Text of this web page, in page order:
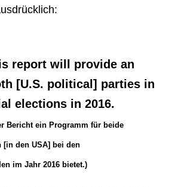
report will provide an
[U.S. political] parties in
elections in 2016.
Bericht ein Programm für beide
[in den USA] bei den
im Jahr 2016 bietet.)